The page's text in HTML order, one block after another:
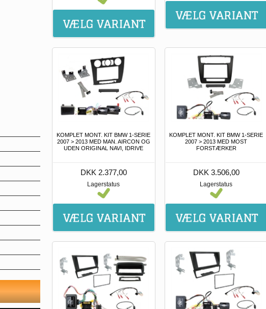
KOMPLET MONT. KIT BMW 1-SERIE
2007 > 2013 MED MAN. AIRCON OG
UDEN ORIGINAL NAVI, IDRIVE
DKK 2.377,00
Lagerstatus
KOMPLET MONT. KIT BMW 1-SERIE
2007 > 2013 MED MOST
FORSTÆRKER
DKK 3.506,00
Lagerstatus